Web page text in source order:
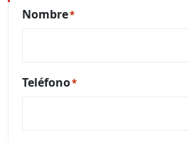
Nombre*
Teléfono*